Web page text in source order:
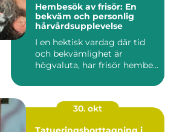
Hembesök av frisör: En
bekväm och personlig
hårvårdsupplevelse
I en hektisk vardag där tid
och bekvämlighet är
högvaluta, har frisör hembe...
30. okt